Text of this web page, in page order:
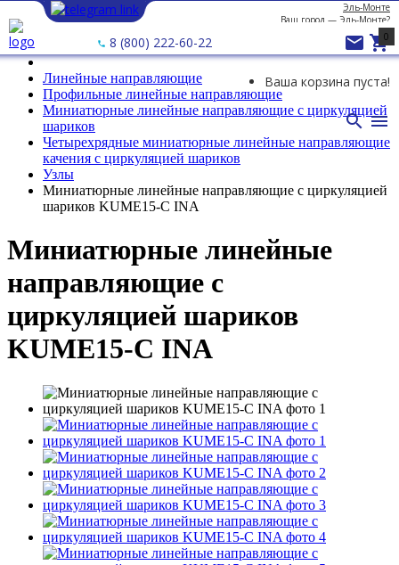
Эль-Монте
Ваш город — Эль-Монте?
8 (800) 222-60-22  
0
Ваша корзина пуста!

Линейные направляющие
Профильные линейные направляющие
Миниатюрные линейные направляющие с циркуляцией
шариков
Четырехрядные миниатюрные линейные направляющие
качения с циркуляцией шариков
Узлы
Миниатюрные линейные направляющие с циркуляцией
шариков KUME15-C INA
Миниатюрные линейные
направляющие с
циркуляцией шариков
KUME15-C INA